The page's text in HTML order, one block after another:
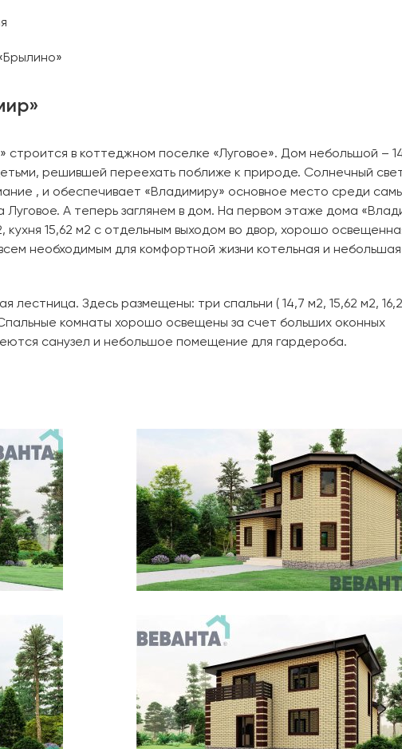
в коттеджном поселке «Луговое». Дом небольшой –
решившей переехать поближе к природе. Солнечный
, и обеспечивает «Владимиру» основное место среди
А теперь заглянем в дом. На первом этаже дома
15,62 м2 с отдельным выходом во двор, хорошо
необходимым для комфортной жизни котельная и небольшая
лестница. Здесь размещены: три спальни ( 14,7 м2, 15,62 м2,
комнаты хорошо освещены за счет больших оконных
санузел и небольшое помещение для гардероба.